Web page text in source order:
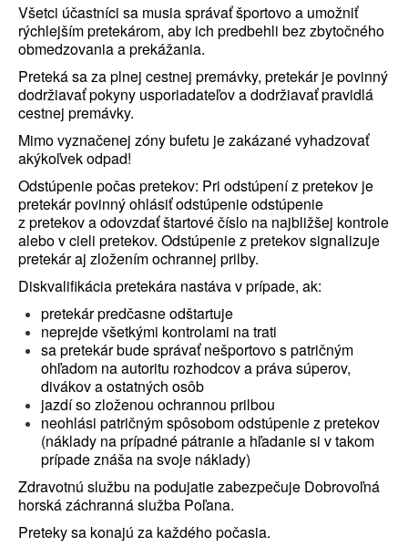
Všetci účastníci sa musia správať športovo a umožniť
rýchlejším pretekárom, aby ich predbehli bez zbytočného
obmedzovania a prekážania.
Preteká sa za plnej cestnej premávky, pretekár je povinný
dodržiavať pokyny usporiadateľov a dodržiavať pravidlá
cestnej premávky.
Mimo vyznačenej zóny bufetu je zakázané vyhadzovať
akýkoľvek odpad!
Odstúpenie počas pretekov: Pri odstúpení z pretekov je
pretekár povinný ohlásiť odstúpenie odstúpenie
z pretekov a odovzdať štartové číslo na najbližšej kontrole
alebo v cieli pretekov. Odstúpenie z pretekov signalizuje
pretekár aj zložením ochrannej prilby.
Diskvalifikácia pretekára nastáva v prípade, ak:
pretekár predčasne odštartuje
neprejde všetkými kontrolami na trati
sa pretekár bude správať nešportovo s patričným
ohľadom na autoritu rozhodcov a práva súperov,
divákov a ostatných osôb
jazdí so zloženou ochrannou prilbou
neohlási patričným spôsobom odstúpenie z pretekov
(náklady na prípadné pátranie a hľadanie si v takom
prípade znáša na svoje náklady)
Zdravotnú službu na podujatie zabezpečuje Dobrovoľná
horská záchranná služba Poľana.
Preteky sa konajú za každého počasia.